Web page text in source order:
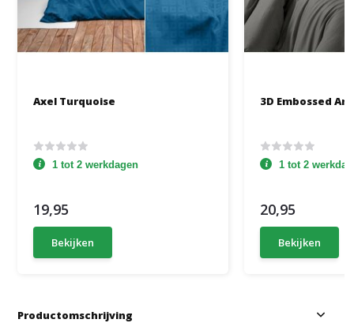
Axel Turquoise
1 tot 2 werkdagen
19,95
Bekijken
3D Embossed
1 tot 2
20,95
Bekijken
Productomschrijving